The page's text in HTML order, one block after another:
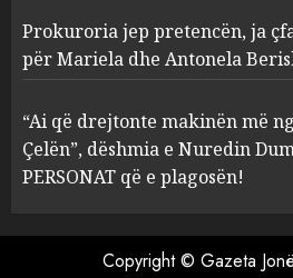
4
Prokuroria
çfarë
Berishën
MARCH 25, 2025
“Ai që
ngjau me
Prokuroria jep pretencën, ja
për Mariela dhe Antonela
“Ai që drejtonte makinën më
Çelën”, dëshmia e Nuredin
PERSONAT që e plagosën!
Copyright © Gazeta